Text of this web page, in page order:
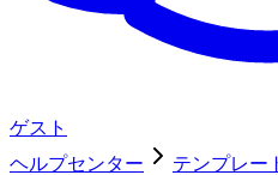
ゲスト
ヘルプセンター
テンプレー